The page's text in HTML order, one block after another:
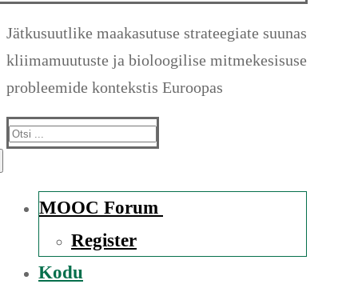
Jätkusuutlike maakasutuse strateegiate suunas
kliimamuutuste ja bioloogilise mitmekesisuse
probleemide kontekstis Euroopas
Suche
MOOC Forum
Register
Kodu